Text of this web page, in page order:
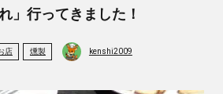
」行ってきました！
店 燻製 kenshi2009